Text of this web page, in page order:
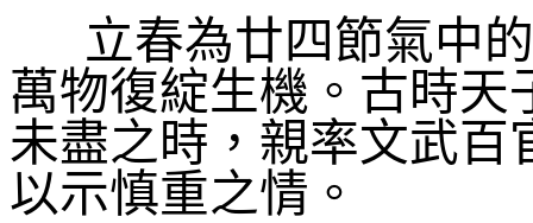
立春為廿四節氣中
萬物復綻生機。古時天
未盡之時，親率文武百
以示慎重之情。